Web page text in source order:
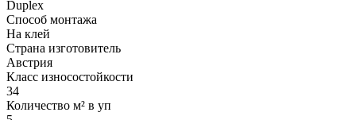
Duplex
Способ монтажа
На клей
Страна изготовитель
Австрия
Класс износостойкости
34
Количество м² в уп